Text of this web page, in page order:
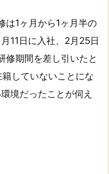
は1ヶ月から1ヶ月半の
11日に入社、2月25日
修期間を差し引いたと
していないことにな
境だったことが伺え